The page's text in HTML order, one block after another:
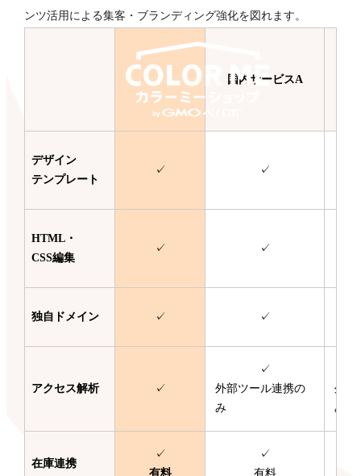
ンツ活用による集客・ブランディング強化を図れます。
国内サービスA
デザイン
テンプレート
✓ ✓
HTML・
CSS編集
✓ ✓
独自ドメイン ✓ ✓
アクセス解析 ✓
✓
外部ツール連携の
み
外部
み
在庫連携
✓
有料
✓
有料